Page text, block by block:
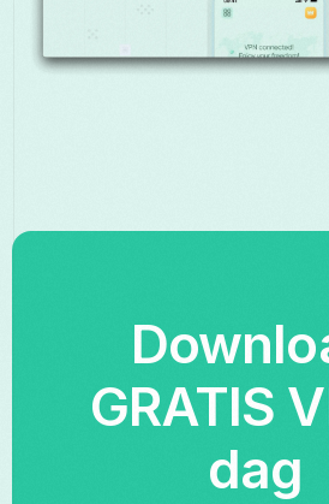
GRATIS
dag